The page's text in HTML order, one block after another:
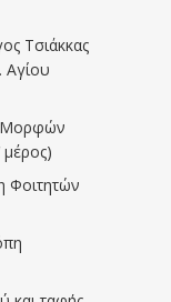
Τσιάκκας
Αγίου
Μορφών
Φοιτητών